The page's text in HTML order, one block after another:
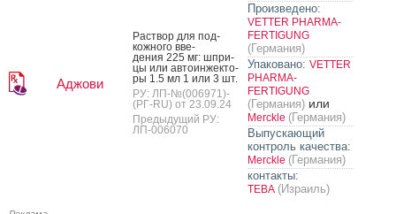
Аджови
Рас­твор для под­
кожно­го вве­
дения 225 мг: шпри­
цы или ав­то­ин­жекто­
ры 1.5 мл 1 или 3 шт.
РУ: ЛП-№(006971)-
(РГ-RU) от 23.09.24
Предыдущий РУ:
ЛП-006070
Произведено:
VETTER PHARMA-
FERTIGUNG
(Германия)
Упаковано: VETTER
PHARMA-
FERTIGUNG
(Германия) или
Merckle (Германия)
Выпускающий
контроль качества:
Merckle (Германия)
контакты:
ТЕВА (Израиль)